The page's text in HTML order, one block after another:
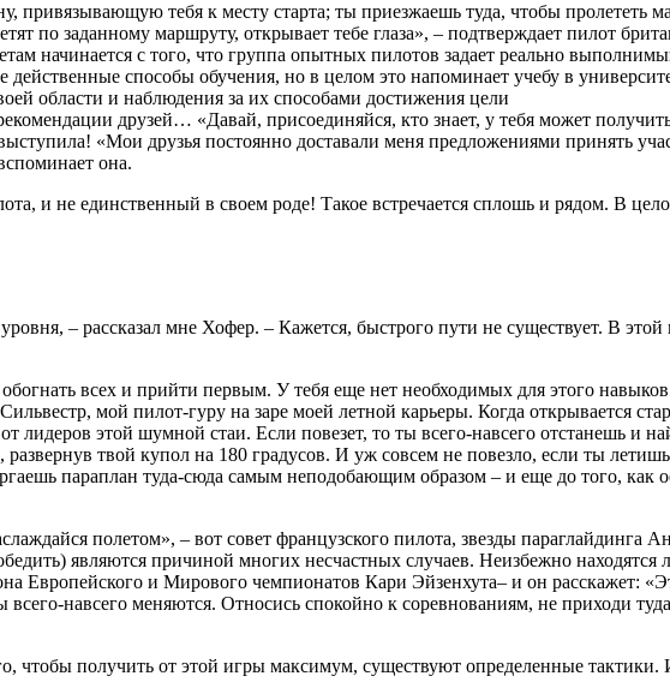
привязывающую тебя к месту старта; ты приезжаешь туда, чтобы пролететь
по заданному маршруту, открывает тебе глаза», – подтверждает пилот
начинается с того, что группа опытных пилотов задает реально
способы обучения, но в целом это напоминает учебу в
области и наблюдения за их способами достижения цели
друзей… «Давай, присоединяйся, кто знает, у тебя может
«Мои друзья постоянно доставали меня предложениями принять
она.
и не единственный в своем роде! Такое встречается сплошь и рядом. В
– рассказал мне Хофер. – Кажется, быстрого пути не существует. В
всех и прийти первым. У тебя еще нет необходимых для этого
мой пилот-гуру на заре моей летной карьеры. Когда открывается
лидеров этой шумной стаи. Если повезет, то ты всего-навсего отстанешь и
развернув твой купол на 180 градусов. И уж совсем не повезло, если ты
параплан туда-сюда самым неподобающим образом – и еще до того, как
полетом», – вот совет французского пилота, звезды параглайдинга
являются причиной многих несчастных случаев. Неизбежно
Европейского и Мирового чемпионатов Кари Эйзенхута– и он расскажет:
всего-навсего меняются. Относись спокойно к соревнованиям, не приходи
чтобы получить от этой игры максимум, существуют определенные